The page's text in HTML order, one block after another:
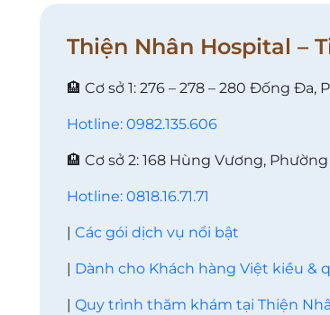
Thiện Nhân Hospital –
🏨 Cơ sở 1: 276 – 278 – 280 Đống
Hotline: 0982.135.606
🏨 Cơ sở 2: 168 Hùng Vương,
Hotline: 0818.16.71.71
| Các gói dịch vụ nổi bật
| Dành cho Khách hàng Việt kiều &
| Quy trình thăm khám tại Thiện